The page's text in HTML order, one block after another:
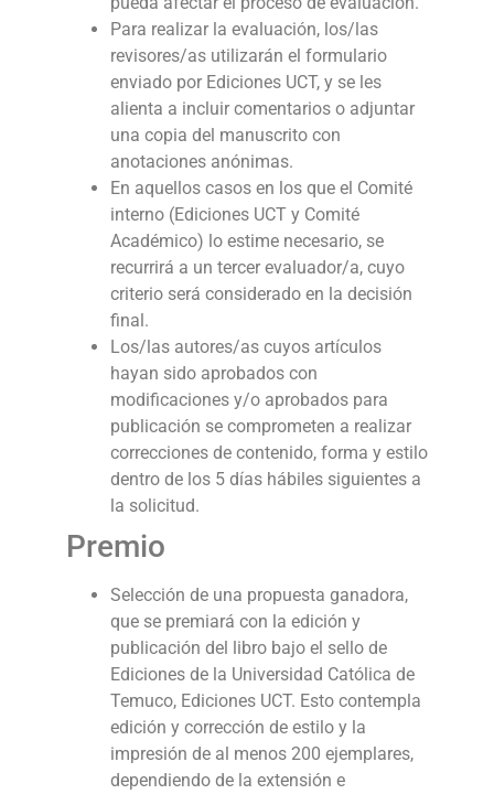
Para realizar la evaluación, los/las
revisores/as utilizarán el formulario
enviado por Ediciones UCT, y se les
alienta a incluir comentarios o adjuntar
una copia del manuscrito con
anotaciones anónimas.
En aquellos casos en los que el Comité
interno (Ediciones UCT y Comité
Académico) lo estime necesario, se
recurrirá a un tercer evaluador/a, cuyo
criterio será considerado en la decisión
final.
Los/las autores/as cuyos artículos
hayan sido aprobados con
modificaciones y/o aprobados para
publicación se comprometen a realizar
correcciones de contenido, forma y estilo
dentro de los 5 días hábiles siguientes a
la solicitud.
Premio
Selección de una propuesta ganadora,
que se premiará con la edición y
publicación del libro bajo el sello de
Ediciones de la Universidad Católica de
Temuco, Ediciones UCT. Esto contempla
edición y corrección de estilo y la
impresión de al menos 200 ejemplares,
dependiendo de la extensión e